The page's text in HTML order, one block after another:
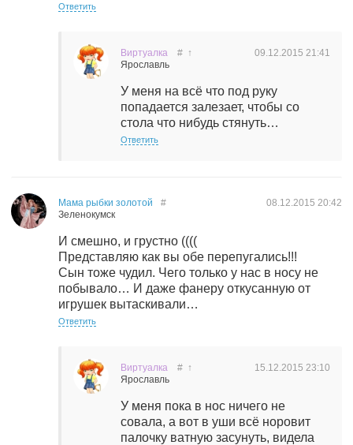
Ответить
Виртуалка
Ярославль
09.12.2015 21:41
# ↑
У меня на всё что под руку
попадается залезает, чтобы со
стола что нибудь стянуть…
Ответить
Мама рыбки золотой
Зеленокумск
08.12.2015 20:42
#
И смешно, и грустно ((((
Представляю как вы обе перепугались!!!
Сын тоже чудил. Чего только у нас в носу не
побывало… И даже фанеру откусанную от
игрушек вытаскивали…
Ответить
Виртуалка
Ярославль
15.12.2015 23:10
# ↑
У меня пока в нос ничего не
совала, а вот в уши всё норовит
палочку ватную засунуть, видела